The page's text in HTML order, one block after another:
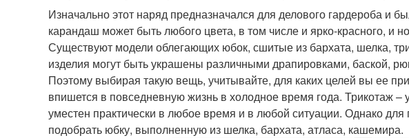
Изначально этот наряд предназначался для делового гардероба и
карандаш может быть любого цвета, в том числе и ярко-красного, и
Существуют модели облегающих юбок, сшитые из бархата, шелка,
изделия могут быть украшены различными драпировками, баской,
Поэтому выбирая такую вещь, учитывайте, для каких целей вы ее
впишется в повседневную жизнь в холодное время года. Трикотаж –
уместен практически в любое время и в любой ситуации. Однако
подобрать юбку, выполненную из шелка, бархата, атласа, кашемира.